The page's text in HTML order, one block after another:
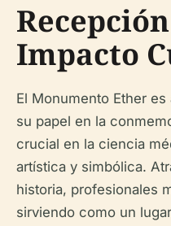
Impacto
El Monumento Ether
su papel en la
crucial en la ciencia
artística y simbólica.
historia, profesionales
sirviendo como un